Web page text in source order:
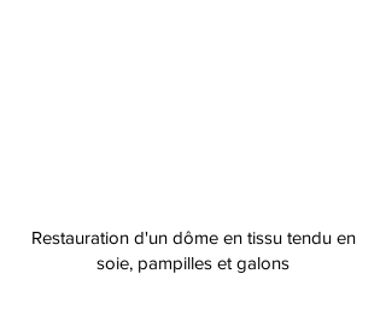
Restauration d'un dôme en tissu tendu en
soie, pampilles et galons